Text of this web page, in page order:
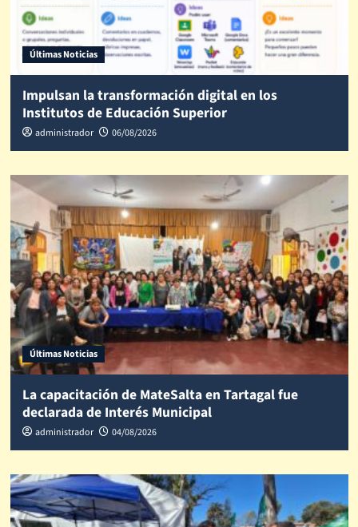
Últimas Noticias
Impulsan la transformación digital en los
Institutos de Educación Superior
administrador 06/08/2026
Últimas Noticias
La capacitación de MateSalta en Tartagal fue
declarada de Interés Municipal
administrador 04/08/2026